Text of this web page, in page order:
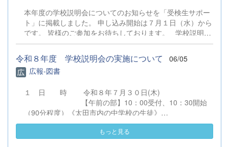
ルなどを少しずつ理解できるようになってい
ることがとても嬉しいです。 また、インハ
イ予選の日は今まで部活を支えてくれていた
3年生の最後の大会でした。 4月から6月の2
ヶ月間で、大会が次々と行われ、忙しい期間
となりましたが、その分多くのことを教えて
頂きました。マネージャーさんは3年生1人
山伝授していただきました。そのおかげでこ
れからもやっていく自信につながりました。
とても充実した2ヶ月間でした。 先輩たちあ
りがとうございました。 これからは、代替
わりして2年生が主役となります。1年後悔
本年度の学校説明会についてのお知らせを「受検生サポー
ト」に掲載しました。 申し込み開始は７月１日（水）から
です。 皆様のご参加をお待ちしております。 学校説明会
について
令和８年度 学校説明会の実施について
06/05
広報-図書
１ 日 時 令和８年７月３０日(木)
【午前の部】10：00受付、10：30開始
（90分程度）《太田市内の中学校の生徒》
【午後の部】13：30受付、14：00開始
（90分程度）《太田市外の中学校の生徒》
もっと見る